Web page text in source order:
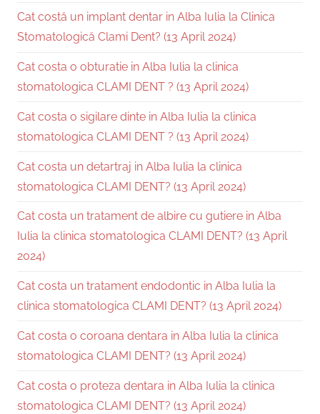
Cat costă un implant dentar in Alba Iulia la Clinica
Stomatologică Clami Dent? (13 April 2024)
Cat costa o obturatie in Alba Iulia la clinica
stomatologica CLAMI DENT ? (13 April 2024)
Cat costa o sigilare dinte in Alba Iulia la clinica
stomatologica CLAMI DENT ? (13 April 2024)
Cat costa un detartraj in Alba Iulia la clinica
stomatologica CLAMI DENT? (13 April 2024)
Cat costa un tratament de albire cu gutiere in Alba
Iulia la clinica stomatologica CLAMI DENT? (13 April
2024)
Cat costa un tratament endodontic in Alba Iulia la
clinica stomatologica CLAMI DENT? (13 April 2024)
Cat costa o coroana dentara in Alba Iulia la clinica
stomatologica CLAMI DENT? (13 April 2024)
Cat costa o proteza dentara in Alba Iulia la clinica
stomatologica CLAMI DENT? (13 April 2024)